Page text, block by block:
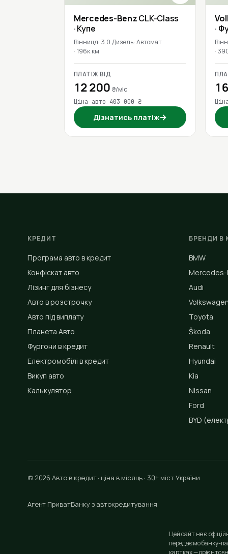
Mercedes-BenzCLK-Class
· Купе
Вінниця 3.0 Дизель Автомат
196к км
ПЛАТІЖ ВІД
12 200 ₴/міс
Ціна авто 403 000 ₴
Дізнатись платіж→
·
КРЕДИТ
Програма авто в кредит
Конфіскат авто
Лізинг для бізнесу
Авто в розстрочку
Авто під виплату
Планета Авто
Фургони в кредит
Електромобілі в кредит
Викуп авто
Калькулятор
БРЕНДИ В
BMW
Mercedes-
Audi
Volkswagen
Toyota
Škoda
Renault
Hyundai
Kia
Nissan
Ford
BYD
© 2026 Авто в кредит · ціна в місяць · 30+ міст України
Агент ПриватБанку з автокредитування
Цей сайт не є
передаємо банку-
картках —